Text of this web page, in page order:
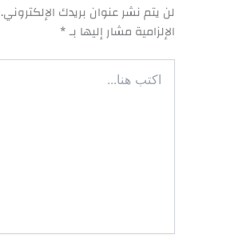
لن يتم نشر عنوان بريدك الإلكتروني.
الإلزامية مشار إليها بـ*
اكتب
هنا...